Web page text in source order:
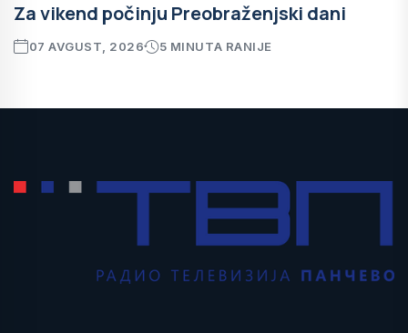
Za vikend počinju Preobraženjski dani
07 AVGUST, 2026 5 MINUTA RANIJE